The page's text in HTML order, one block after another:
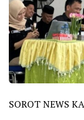
SOROT NEWS